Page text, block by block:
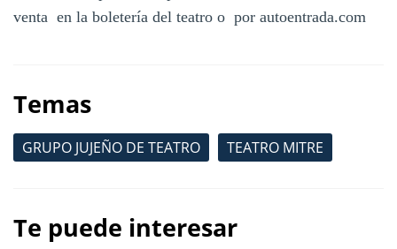
venta en la boletería del teatro o por autoentrada.com
Temas
GRUPO JUJEÑO DE TEATRO TEATRO MITRE
Te puede interesar